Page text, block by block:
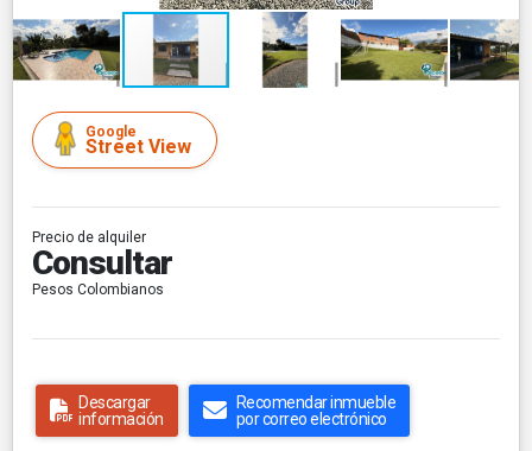
Google
Street View
Precio de alquiler
Consultar
Pesos Colombianos
Descargar
información
Recomendar inmueble
por correo electrónico